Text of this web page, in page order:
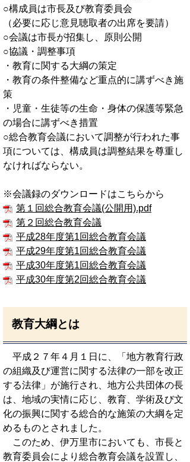
○構成員は市長及び教育委員会
（必要に応じ意見聴取者の出席を要請）
○会議は市長が招集し、原則公開
○協議・調整事項
・教育に関する大綱の策定
・教育の条件整備など重点的に講ずべき施
策
・児童・生徒等の生命・身体の保護等緊急
の場合に講ずべき措置
○総合教育会議において調整が行われた事
項については、構成員は調整結果を尊重し
なければならない。
※会議録のダウンロードはこちらから
第１回総合教育会議(公開用).pdf
第２回総合教育会議
平成28年度第1回総合教育会議
平成29年度第1回総合教育会議
平成30年度第1回総合教育会議
平成30年度第2回総合教育会議
教育大綱とは
平成２７年４月１日に、「地方教育行政
の組織及び運営に関する法律の一部を改正
する法律」が施行され、地方公共団体の長
は、地域の実情に応じ、教育、学術及び文
化の振興に関する総合的な施策の大綱を定
めるものとされました。
このため、伊万里市においても、市長と
教育委員会により総合教育会議を設置し、